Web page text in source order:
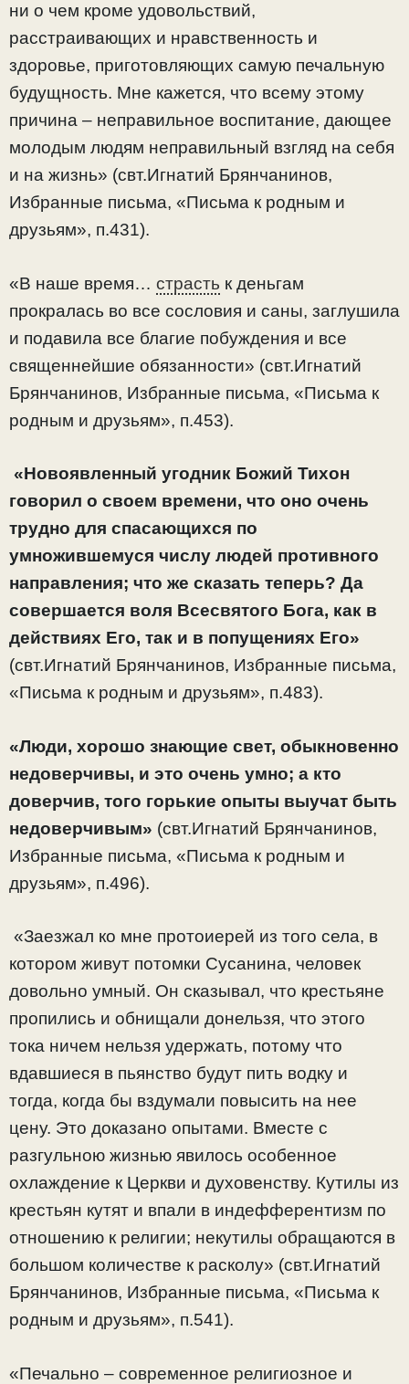
ни о чем кроме удовольствий,
расстраивающих и нравственность и
здоровье, приготовляющих самую печальную
будущность. Мне кажется, что всему этому
причина – неправильное воспитание, дающее
молодым людям неправильный взгляд на себя
и на жизнь» (свт.Игнатий Брянчанинов,
Избранные письма, «Письма к родным и
друзьям», п.431).
«В наше время… страсть к деньгам
прокралась во все сословия и саны, заглушила
и подавила все благие побуждения и все
священнейшие обязанности» (свт.Игнатий
Брянчанинов, Избранные письма, «Письма к
родным и друзьям», п.453).
«Новоявленный угодник Божий Тихон
говорил о своем времени, что оно очень
трудно для спасающихся по
умножившемуся числу людей противного
направления; что же сказать теперь? Да
совершается воля Всесвятого Бога, как в
действиях Его, так и в попущениях Его»
(свт.Игнатий Брянчанинов, Избранные письма,
«Письма к родным и друзьям», п.483).
«Люди, хорошо знающие свет, обыкновенно
недоверчивы, и это очень умно; а кто
доверчив, того горькие опыты выучат быть
недоверчивым» (свт.Игнатий Брянчанинов,
Избранные письма, «Письма к родным и
друзьям», п.496).
«Заезжал ко мне протоиерей из того села, в
котором живут потомки Сусанина, человек
довольно умный. Он сказывал, что крестьяне
пропились и обнищали донельзя, что этого
тока ничем нельзя удержать, потому что
вдавшиеся в пьянство будут пить водку и
тогда, когда бы вздумали повысить на нее
цену. Это доказано опытами. Вместе с
разгульною жизнью явилось особенное
охлаждение к Церкви и духовенству. Кутилы из
крестьян кутят и впали в индефферентизм по
отношению к религии; некутилы обращаются в
большом количестве к расколу» (свт.Игнатий
Брянчанинов, Избранные письма, «Письма к
родным и друзьям», п.541).
«Печально – современное религиозное и